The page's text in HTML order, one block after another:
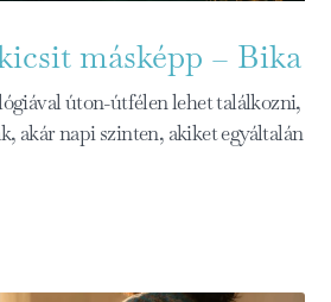
másképp – Bika
úton-útfélen lehet találkozni,
akár napi szinten, akiket egyáltalán